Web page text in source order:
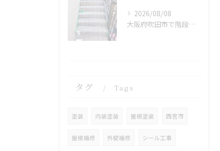
2026/08/08
大阪府吹田市で階段をFRP 防水を施工しました。
タグ Tags
塗装 内装塗装 屋根塗装 西宮市
屋根補修 外壁補修 シール工事